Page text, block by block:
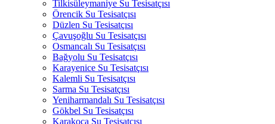
Tilkisüleymaniye Su Tesisatçısı
Örencik Su Tesisatçısı
Düzlen Su Tesisatçısı
Çavuşoğlu Su Tesisatçısı
Osmancalı Su Tesisatçısı
Bağyolu Su Tesisatçısı
Karayenice Su Tesisatçısı
Kalemli Su Tesisatçısı
Sarma Su Tesisatçısı
Yeniharmandalı Su Tesisatçısı
Gökbel Su Tesisatçısı
Karakoca Su Tesisatçısı